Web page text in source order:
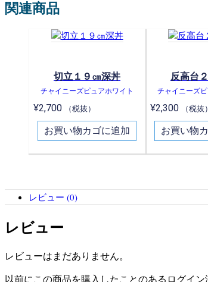
関連商品
切立１９㎝深丼
チャイニーズピュアホワイト
¥2,700 （税抜）
お買い物カゴに追加
反高台
チャイニーズ
¥2,300 （税抜）
お買い物
レビュー (0)
レビュー
レビューはまだありません。
以前にこの商品を購入したことのあるログイ